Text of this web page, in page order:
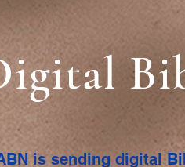
is sending digital